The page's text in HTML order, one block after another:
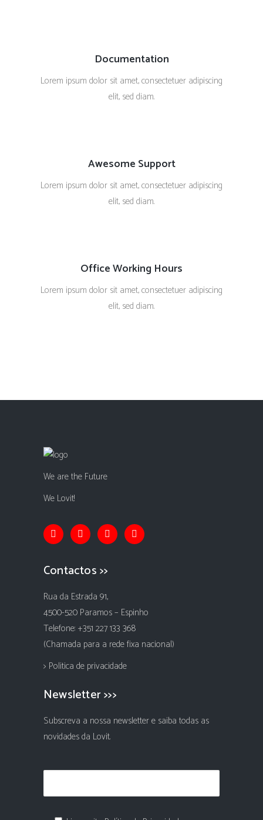
Documentation
Lorem ipsum dolor sit amet, consectetuer adipiscing
elit, sed diam.
Awesome Support
Lorem ipsum dolor sit amet, consectetuer adipiscing
elit, sed diam.
Office Working Hours
Lorem ipsum dolor sit amet, consectetuer adipiscing
elit, sed diam.
We are the Future
We Lovit!
Contactos >>
Rua da Estrada 91,
4500-520 Paramos – Espinho
Telefone: +351 227 133 368
(Chamada para a rede fixa nacional)
> Politica de privacidade
Newsletter >>>
Subscreva a nossa newsletter e saiba todas as
novidades da Lovit.